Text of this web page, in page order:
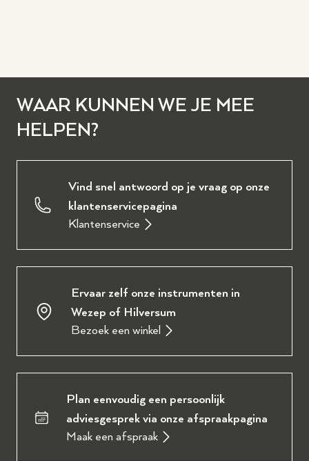
WAAR KUNNEN WE JE MEE
HELPEN?
Vind snel antwoord op je vraag op onze
klantenservicepagina
Klantenservice
Ervaar zelf onze instrumenten in
Wezep of Hilversum
Bezoek een winkel
Plan eenvoudig een persoonlijk
adviesgesprek via onze afspraakpagina
Maak een afspraak